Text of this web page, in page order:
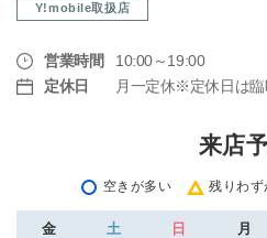
Y!mobile取扱店
営業時間
10:00～19:00
定休日
月一定休※定休日は臨
来店
空きが多い 残りわず
金 土 日 月